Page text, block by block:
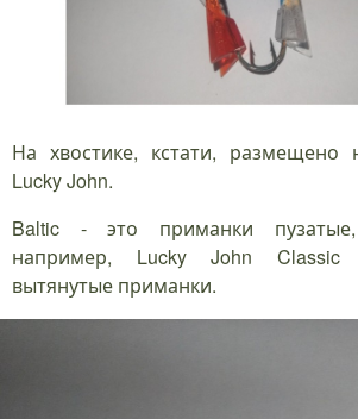
На хвостике, кстати, размещено
Lucky John.
Baltic - это приманки
например, Lucky John Classic
вытянутые приманки.